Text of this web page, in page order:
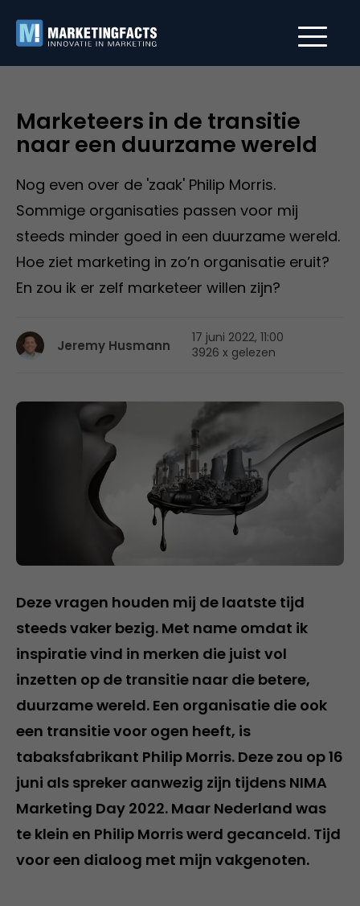
Marketeers in de transitie
naar een duurzame wereld
Nog even over de 'zaak' Philip Morris.
Sommige organisaties passen voor mij
steeds minder goed in een duurzame wereld.
Hoe ziet marketing in zo’n organisatie eruit?
En zou ik er zelf marketeer willen zijn?
Jeremy Husmann
17 juni 2022, 11:00
3926 x gelezen
Deze vragen houden mij de laatste tijd
steeds vaker bezig. Met name omdat ik
inspiratie vind in merken die juist vol
inzetten op de transitie naar die betere,
duurzame wereld. Een organisatie die ook
een transitie voor ogen heeft, is
tabaksfabrikant Philip Morris. Deze zou op 16
juni als spreker aanwezig zijn tijdens NIMA
Marketing Day 2022. Maar Nederland was
te klein en Philip Morris werd gecanceld. Tijd
voor een dialoog met mijn vakgenoten.